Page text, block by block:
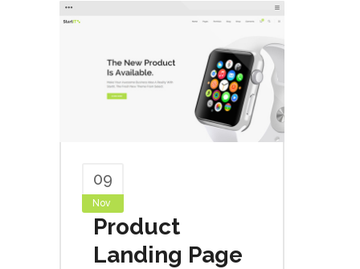
09
Nov
Product
Landing Page